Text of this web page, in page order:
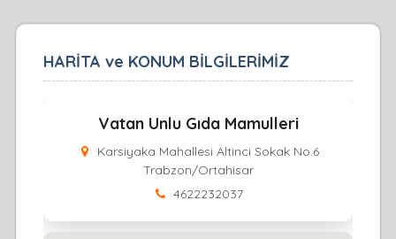
HARİTA ve KONUM BİLGİLERİMİZ
Vatan Unlu Gıda Mamulleri
Karsiyaka Mahallesi Altinci Sokak No.6
Trabzon/Ortahisar
4622232037